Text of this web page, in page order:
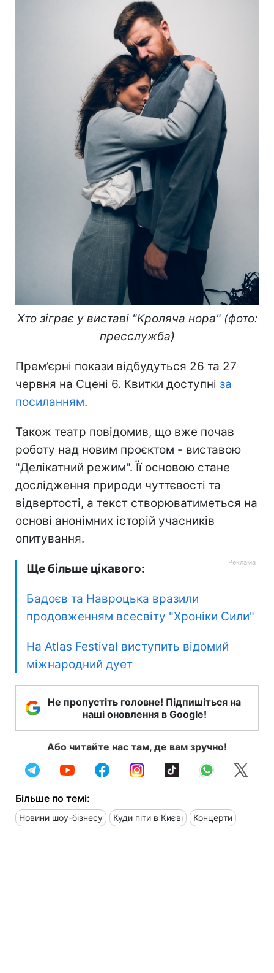
Хто зіграє у виставі "Кроляча нора" (фото:
пресслужба)
Прем’єрні покази відбудуться 26 та 27
червня на Сцені 6. Квитки доступні за
посиланням.
Також театр повідомив, що вже почав
роботу над новим проєктом - виставою
"Делікатний режим". Її основою стане
дослідження природи чуттєвості та
відвертості, а текст створюватиметься на
основі анонімних історій учасників
опитування.
Ще більше цікавого:
Бадоєв та Навроцька вразили
продовженням всесвіту "Хроніки Сили"
На Atlas Festival виступить відомий
міжнародний дует
Не пропустіть головне! Підпишіться на
наші оновлення в Google!
Або читайте нас там, де вам зручно!
Більше по темі:
Новини шоу-бізнесу Куди піти в Києві Концерти